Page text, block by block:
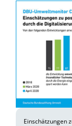
Einschätzungen